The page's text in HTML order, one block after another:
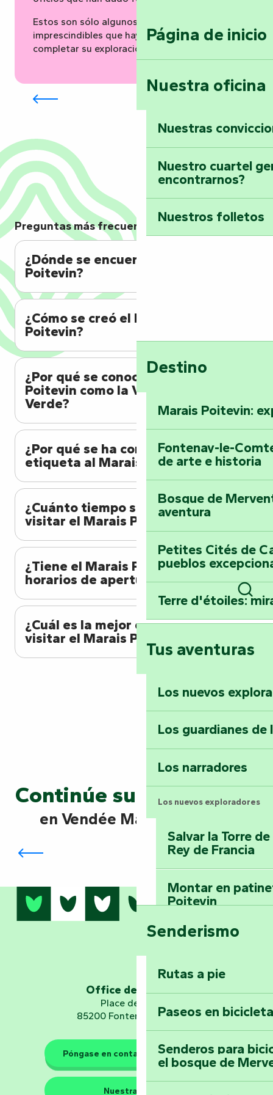
Página de inicio
Nuestra oficina
Nuestras
Nuestro cuartel
encontrarnos?
Nuestros folletos
Destino
Marais Poitevin:
Fontenay-le-
de arte e historia
Bosque de
aventura
Petites Cités de
pueblos
Terre d'étoiles:
Tus aventuras
Los nuevos
Los guardianes de
Los narradores
Los nuevos exploradores
Salvar la Torre
Rey de Francia
Montar en
Poitevin
Domine los
Vouvant
Embárquese en
Planetario
Los guardianes de la
Senderismo
Rutas a pie
Paseos en
Senderos para
el bosque de
Estos son sólo algunos de los lugares
imprescindibles que hay que visitar para
completar su exploración del Marais.
Abadía de Maillezais
Preguntas más frecuentes
¿Dónde se encuentra el Marais
Poitevin?
¿Cómo se creó el Marais
Poitevin?
¿Por qué se conoce al Marais
Poitevin como la Venecia
Verde?
¿Por qué se ha concedido la
etiqueta al Marais Poitevin?
¿Cuánto tiempo se tarda en
visitar el Marais Poitevin?
¿Tiene el Marais Poitevin
horarios de apertura?
¿Cuál es la mejor época para
visitar el Marais Poitevin?
Continúe su exploración
en Vendée Marais Poitevin
Fontenay-le-Comte: descubra una
ciudad de arte e historia
Office de tourisme
Place de Verdun
85200 Fontenay-le-Comte
Póngase en contacto con nosotros
Nuestras sedes